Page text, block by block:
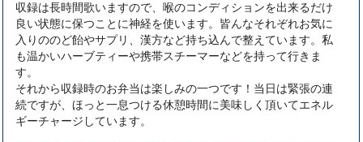
収録は長時間歌いますので、喉のコンディションを出来るだけ
良い状態に保つことに神経を使います。皆んなそれぞれお気に
入りののど飴やサプリ、漢方など持ち込んで整えています。私
も温かいハーブティーや携帯スチーマーなどを持って行きま
す。
それから収録時のお弁当は楽しみの一つです！当日は緊張の連
続ですが、ほっと一息つける休憩時間に美味しく頂いてエネル
ギーチャージしています。